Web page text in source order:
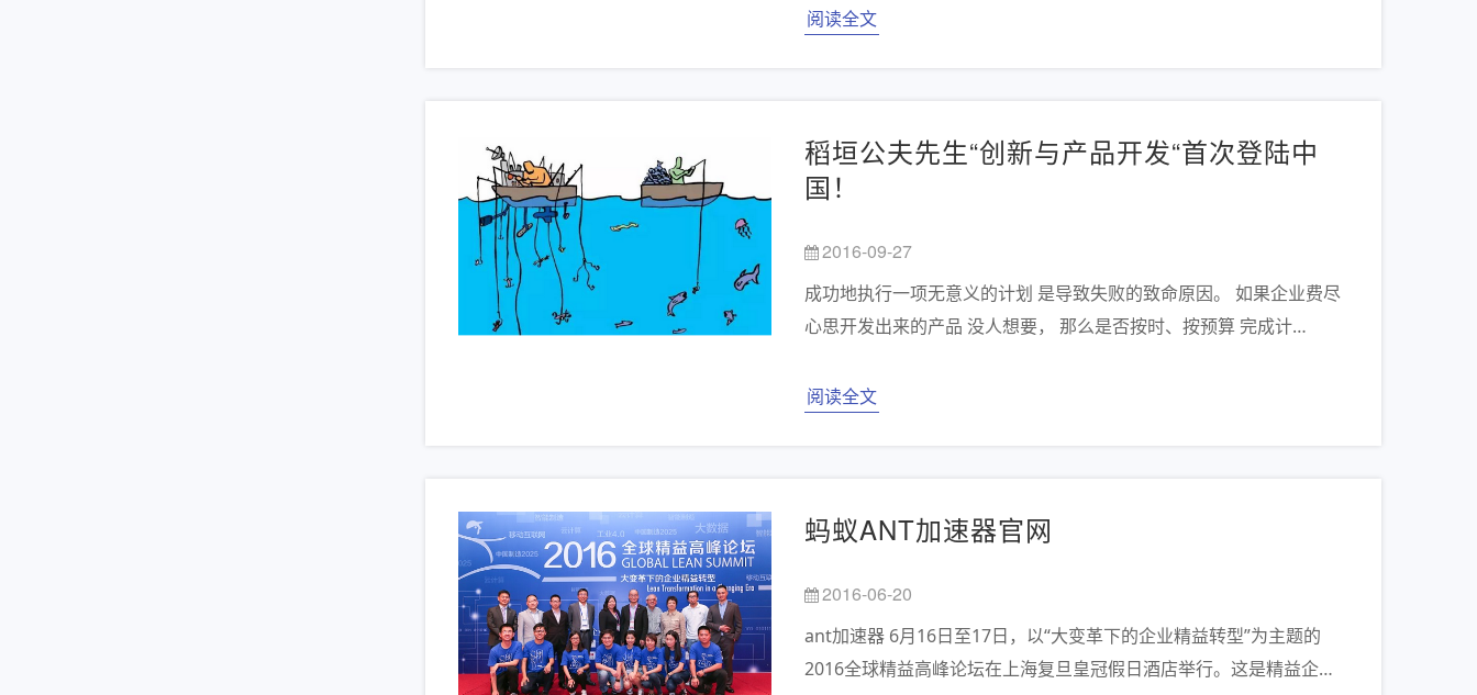
阅读全文
稻垣公夫先生“创新与产品开发“首次登陆中
国！
2016-09-27
成功地执行一项无意义的计划 是导致失败的致命原因。 如果企业费尽
心思开发出来的产品 没人想要， 那么是否按时、按预算 完成计…
阅读全文
蚂蚁ANT加速器官网
2016-06-20
ant加速器 6月16日至17日，以“大变革下的企业精益转型”为主题的
2016全球精益高峰论坛在上海复旦皇冠假日酒店举行。这是精益企…